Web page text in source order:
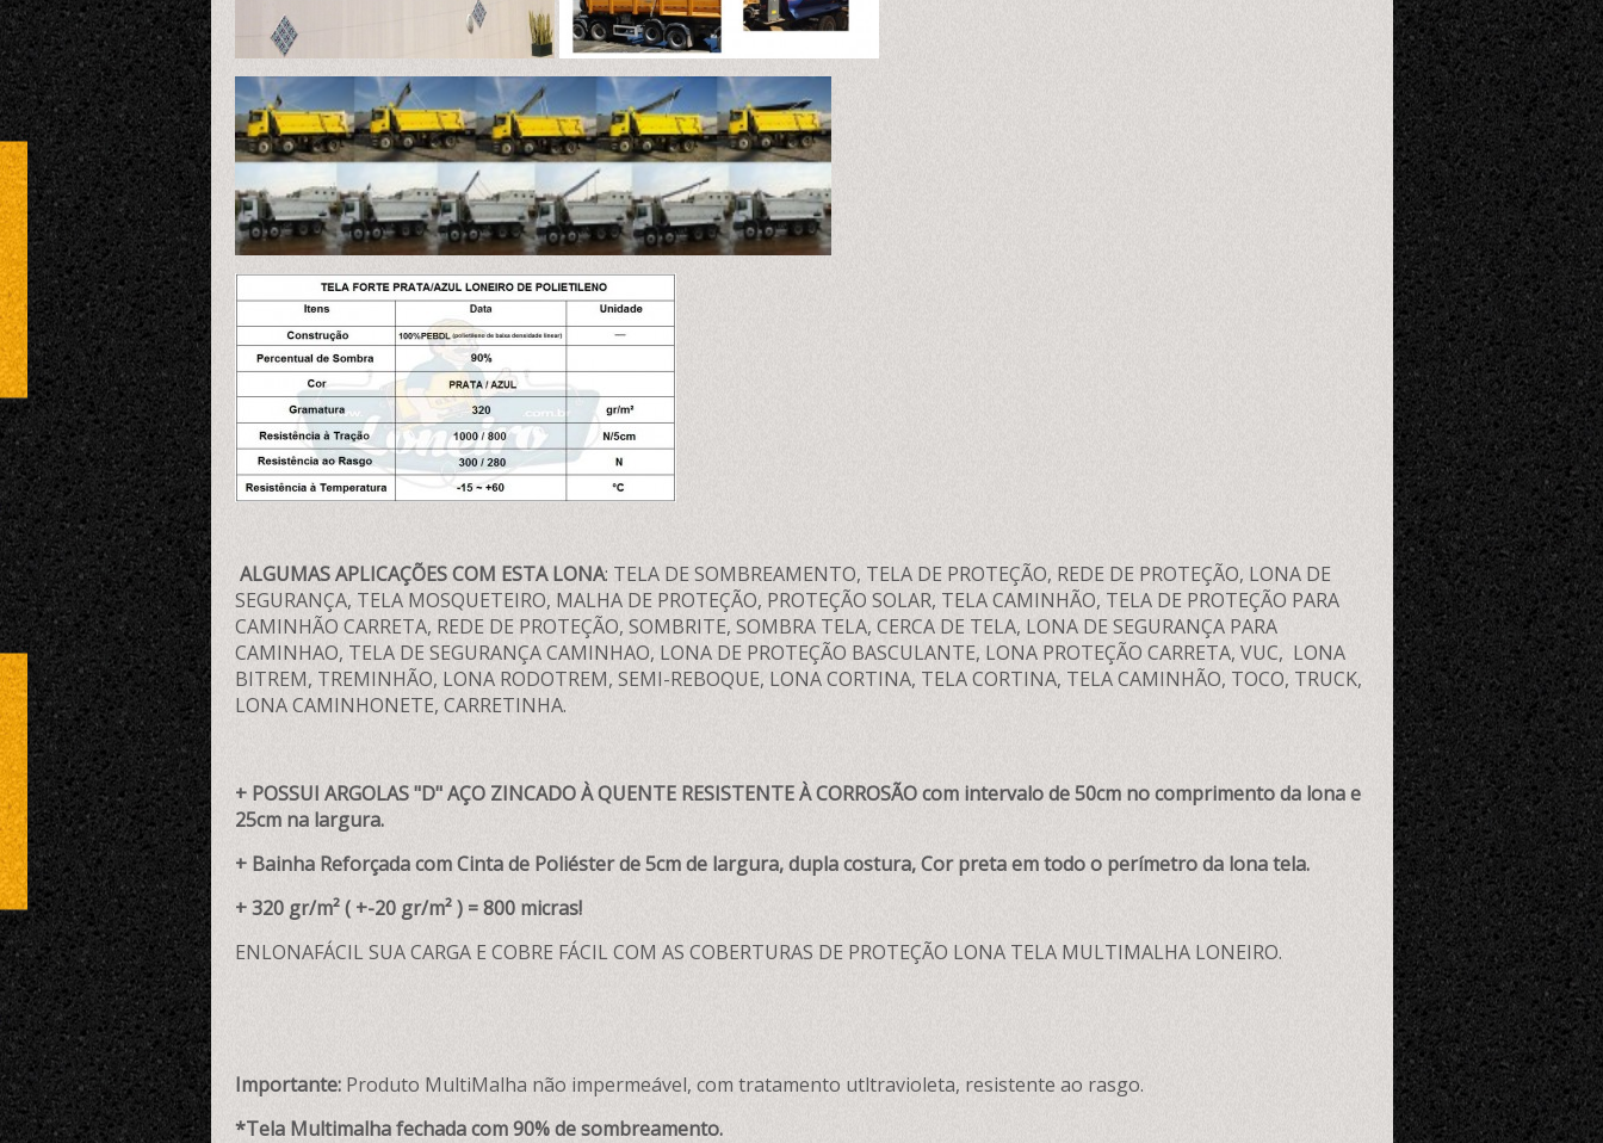
ALGUMAS APLICAÇÕES COM ESTA LONA: TELA DE SOMBREAMENTO, TELA DE PROTEÇÃO, REDE DE PROTEÇÃO, LONA DE
SEGURANÇA, TELA MOSQUETEIRO, MALHA DE PROTEÇÃO, PROTEÇÃO SOLAR, TELA CAMINHÃO, TELA DE PROTEÇÃO PARA
CAMINHÃO CARRETA, REDE DE PROTEÇÃO, SOMBRITE, SOMBRA TELA, CERCA DE TELA, LONA DE SEGURANÇA PARA
CAMINHAO, TELA DE SEGURANÇA CAMINHAO, LONA DE PROTEÇÃO BASCULANTE, LONA PROTEÇÃO CARRETA, VUC, LONA
BITREM, TREMINHÃO, LONA RODOTREM, SEMI-REBOQUE, LONA CORTINA, TELA CORTINA, TELA CAMINHÃO, TOCO, TRUCK,
LONA CAMINHONETE, CARRETINHA.
+ POSSUI ARGOLAS "D" AÇO ZINCADO À QUENTE RESISTENTE À CORROSÃO com intervalo de 50cm no comprimento da lona e
25cm na largura.
+ Bainha Reforçada com Cinta de Poliéster de 5cm de largura, dupla costura, Cor preta em todo o perímetro da lona tela.
+ 320 gr/m² ( +-20 gr/m² ) = 800 micras!
ENLONAFÁCIL SUA CARGA E COBRE FÁCIL COM AS COBERTURAS DE PROTEÇÃO LONA TELA MULTIMALHA LONEIRO.
Importante: Produto MultiMalha não impermeável, com tratamento utltravioleta, resistente ao rasgo.
*Tela Multimalha fechada com 90% de sombreamento.